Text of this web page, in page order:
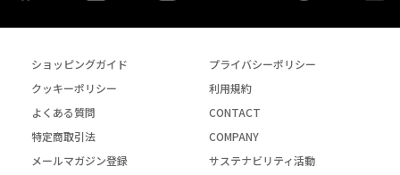
ショッピングガイド
プライバシーポリシー
クッキーポリシー
利用規約
よくある質問
CONTACT
特定商取引法
COMPANY
メールマガジン登録
サステナビリティ活動